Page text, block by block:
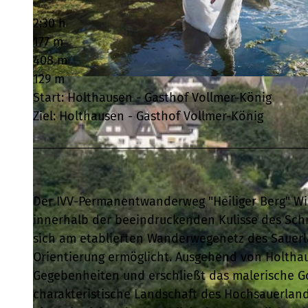
© Klaus-Peter Kappest, Schmallenberger Sauerland Tourismus | CC-BY-SA
2:30 h
177 m
408 m
129 m
Start: Holthausen - Gasthof Vollmer-König
Ziel: Holthausen - Gasthof Vollmer-König
Der IVV-Permanentwanderweg "Heiliger Berg"
innerhalb der beeindruckenden Kulisse des
sich am etablierten Wanderwegenetz des
Orientierung ermöglicht. Ausgehend von
Gegebenheiten und erschließt das malerische
charakteristische Landschaft des